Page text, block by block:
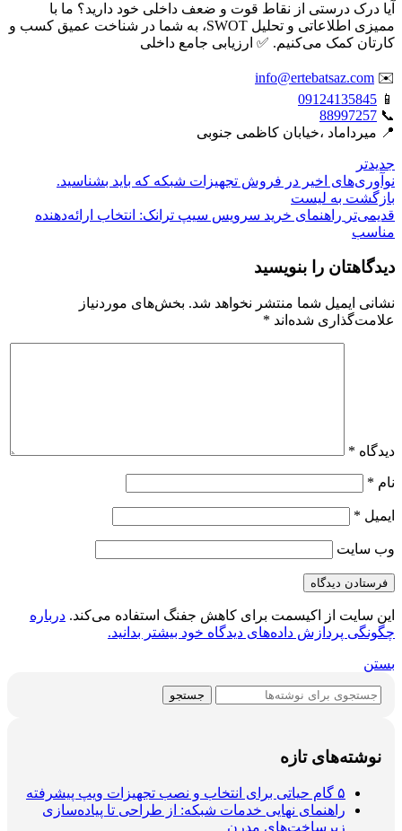
آیا درک درستی از نقاط قوت و ضعف داخلی خود دارید؟ ما با
ممیزی اطلاعاتی و تحلیل SWOT، به شما در شناخت عمیق کسب و
کارتان کمک می‌کنیم. ✅ ارزیابی جامع داخلی
✉️
info@ertebatsaz.com
📱
09124135845
📞
88997257
📍 میرداماد ،خیابان کاظمی جنوبی
جدیدتر
نوآوری‌های اخیر در فروش تجهیزات شبکه که باید بشناسید.
بازگشت بە لیست
قدیمی‌تر راهنمای خرید سرویس سیپ ترانک: انتخاب ارائه‌دهنده
مناسب
دیدگاهتان را بنویسید
نشانی ایمیل شما منتشر نخواهد شد. بخش‌های موردنیاز
علامت‌گذاری شده‌اند *
دیدگاه *
نام *
ایمیل *
وب‌ سایت
این سایت از اکیسمت برای کاهش جفنگ استفاده می‌کند. درباره
چگونگی پردازش داده‌های دیدگاه خود بیشتر بدانید.
بستن
جستجو
نوشته‌های تازه
۵ گام حیاتی برای انتخاب و نصب تجهیزات ویپ پیشرفته
راهنمای نهایی خدمات شبکه: از طراحی تا پیاده‌سازی
زیرساخت‌های مدرن